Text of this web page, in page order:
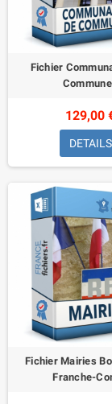
Fichier
129,00
DETAILS
Fichier Mairies
Franche-